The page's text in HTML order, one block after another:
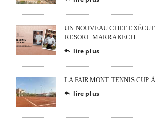
UN NOUVEAU CHEF
RESORT MARRAKECH
 lire plus
LA FAIRMONT TENNIS CUP
 lire plus